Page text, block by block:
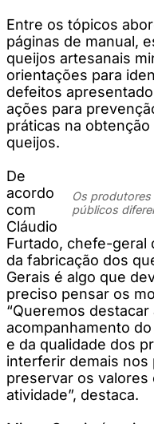
Entre os tópicos
páginas de manual,
queijos artesanais
orientações para
defeitos
ações para
práticas na
queijos.
Os
públicos
De
acordo
com
Cláudio
Furtado, chefe-geral
da fabricação dos
Gerais é algo que
preciso pensar os
“Queremos
acompanhamento
e da qualidade dos
interferir demais nos
preservar os valores
atividade”, destaca.